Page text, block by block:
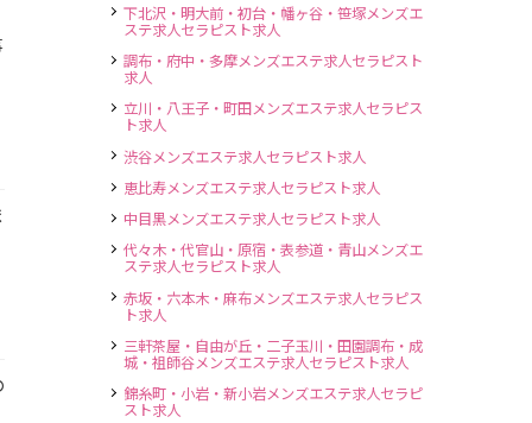
下北沢・明大前・初台・幡ヶ谷・笹塚メンズエ
ステ求人セラピスト求人
調布・府中・多摩メンズエステ求人セラピスト
求人
立川・八王子・町田メンズエステ求人セラピス
ト求人
渋谷メンズエステ求人セラピスト求人
恵比寿メンズエステ求人セラピスト求人
中目黒メンズエステ求人セラピスト求人
代々木・代官山・原宿・表参道・青山メンズエ
ステ求人セラピスト求人
赤坂・六本木・麻布メンズエステ求人セラピス
ト求人
三軒茶屋・自由が丘・二子玉川・田園調布・成
城・祖師谷メンズエステ求人セラピスト求人
錦糸町・小岩・新小岩メンズエステ求人セラピ
スト求人